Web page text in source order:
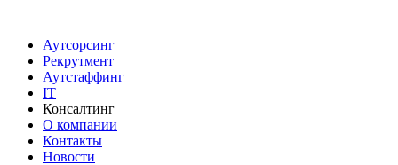
Аутсорсинг
Рекрутмент
Аутстаффинг
IT
Консалтинг
О компании
Контакты
Новости